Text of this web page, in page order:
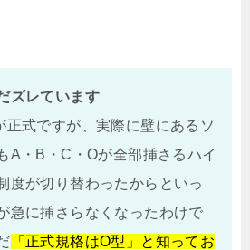
ズレています
正式ですが、実際に壁にあるソ
A・B・C・Oが全部挿さるハイ
度が切り替わったからといっ
急に挿さらなくなったわけで
「正式規格はO型」と知ってお